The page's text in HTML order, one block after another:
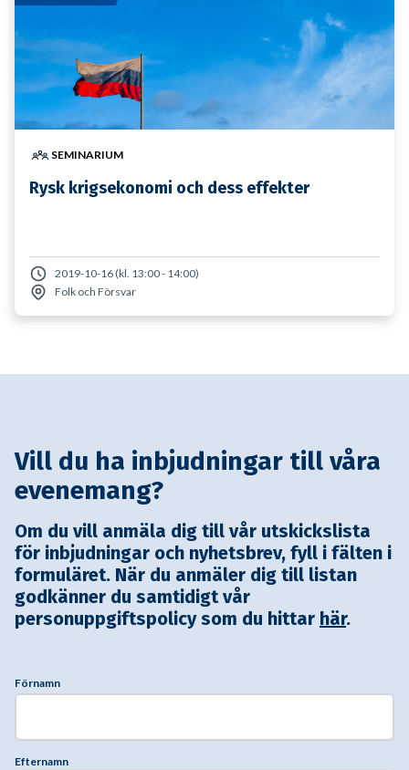
SEMINARIUM
Rysk krigsekonomi och dess effekter
2019-10-16 (kl. 13:00 - 14:00)
Folk och Försvar
Vill du ha inbjudningar till våra
evenemang?
Om du vill anmäla dig till vår utskickslista
för inbjudningar och nyhetsbrev, fyll i fälten i
formuläret. När du anmäler dig till listan
godkänner du samtidigt vår
personuppgiftspolicy som du hittar här.
Förnamn
Efternamn